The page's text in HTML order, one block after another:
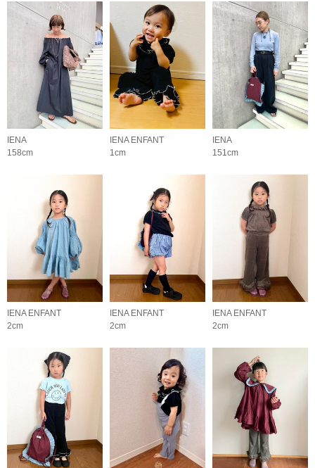
IENA
158cm
IENA ENFANT
1cm
IENA
151cm
IENA ENFANT
2cm
IENA ENFANT
2cm
IENA ENFANT
2cm